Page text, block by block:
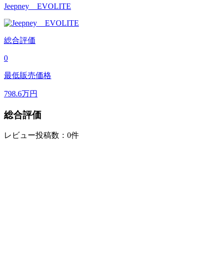
Jeepney EVOLITE
総合評価
0
最低販売価格
798.6万円
総合評価
レビュー投稿数：0件